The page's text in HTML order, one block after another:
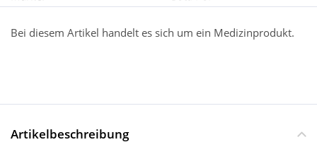
Bei diesem Artikel handelt es sich um ein Medizinprodukt.
Artikelbeschreibung